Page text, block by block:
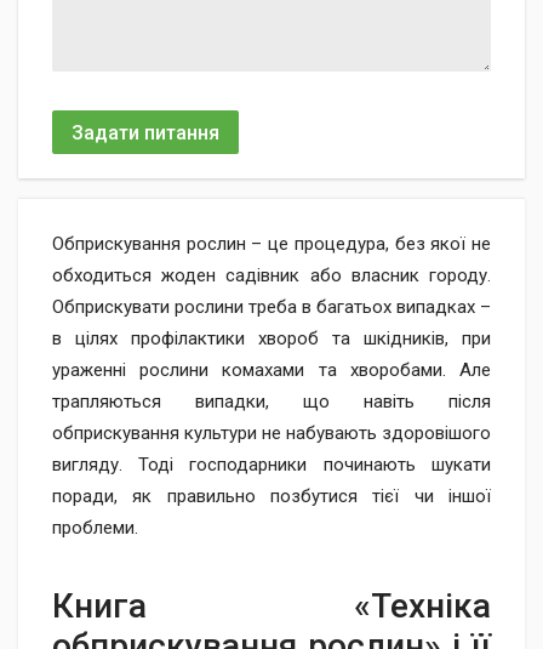
Задати питання
Обприскування рослин – це процедура, без якої не
обходиться жоден садівник або власник городу.
Обприскувати рослини треба в багатьох випадках –
в цілях профілактики хвороб та шкідників, при
ураженні рослини комахами та хворобами. Але
трапляються випадки, що навіть після
обприскування культури не набувають здоровішого
вигляду. Тоді господарники починають шукати
поради, як правильно позбутися тієї чи іншої
проблеми.
Книга «Технік​а